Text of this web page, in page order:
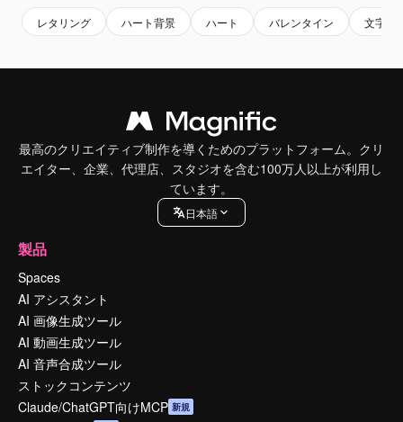
レタリング ハート背景 ハート バレンタイン 文字グ
最高のクリエイティブ制作を導くためのプラットフォーム。クリ
エイター、企業、代理店、スタジオを含む100万人以上が利用し
ています。
日本語
製品
Spaces
AI アシスタント
AI 画像生成ツール
AI 動画生成ツール
AI 音声合成ツール
ストックコンテンツ
Claude/ChatGPT向けMCP 新規